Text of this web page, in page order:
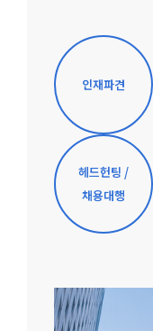
인재파견
헤드헌팅 /
채용대행